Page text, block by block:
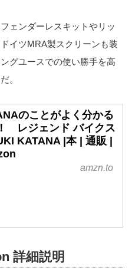
ェンダーレスキットやリッ
イツMRA製スクリーンも装
グユースでの使い勝手を高
。
のことがよく分かる
レジェンド バイクス
KATANA |本 | 通販 |
amzn.to
詳細説明